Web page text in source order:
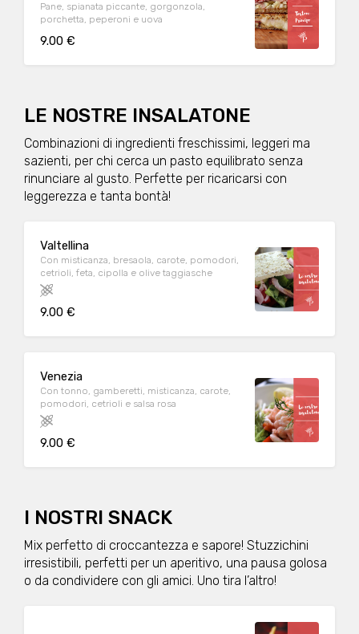
Pane, spianata piccante, gorgonzola,
porchetta, peperoni e uova
9.00 €
LE NOSTRE INSALATONE
Combinazioni di ingredienti freschissimi, leggeri ma
sazienti, per chi cerca un pasto equilibrato senza
rinunciare al gusto. Perfette per ricaricarsi con
leggerezza e tanta bontà!
Valtellina
Con misticanza, bresaola, carote, pomodori,
cetrioli, feta, cipolla e olive taggiasche
9.00 €
Venezia
Con tonno, gamberetti, misticanza, carote,
pomodori, cetrioli e salsa rosa
9.00 €
I NOSTRI SNACK
Mix perfetto di croccantezza e sapore! Stuzzichini
irresistibili, perfetti per un aperitivo, una pausa golosa
o da condividere con gli amici. Uno tira l’altro!